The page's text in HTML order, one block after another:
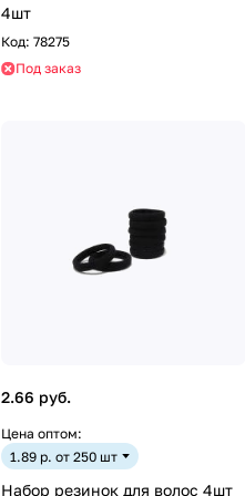
4шт
Код: 78275
Под заказ
2.66 руб.
Цена оптом:
1.89 р. от 250 шт
Набор резинок для волос 4шт